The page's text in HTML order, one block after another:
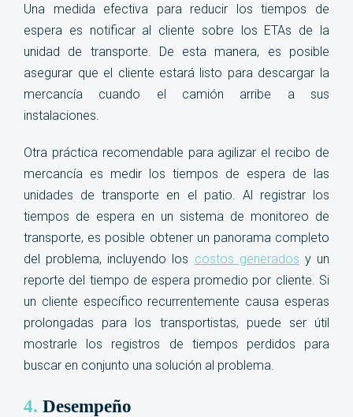
Una medida efectiva para reducir los tiempos de
espera es notificar al cliente sobre los ETAs de la
unidad de transporte. De esta manera, es posible
asegurar que el cliente estará listo para descargar la
mercancía cuando el camión arribe a sus
instalaciones.
Otra práctica recomendable para agilizar el recibo de
mercancía es medir los tiempos de espera de las
unidades de transporte en el patio. Al registrar los
tiempos de espera en un sistema de monitoreo de
transporte, es posible obtener un panorama completo
del problema, incluyendo los costos generados y un
reporte del tiempo de espera promedio por cliente. Si
un cliente específico recurrentemente causa esperas
prolongadas para los transportistas, puede ser útil
mostrarle los registros de tiempos perdidos para
buscar en conjunto una solución al problema.
4. Desempeño